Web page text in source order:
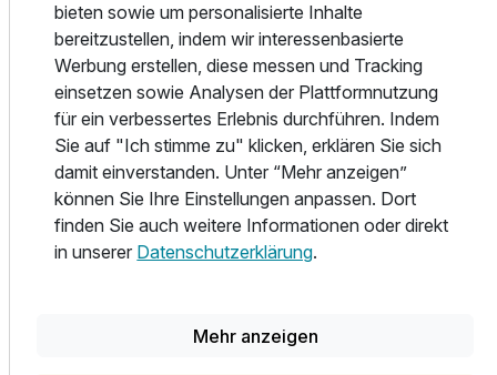
Leben am See
Aufs Land zu fahren, zur geistigen und körperlichen
Erholung, kam beim städtischen Adel Ende des 19.
Jahrhundert. als "Sommerfrische" in Mode. Schon bald
erkannten viele, dass gerade das Wechselspiel zwischen
geistiger und körperlicher Ertüchtigung und Regeneration
besonders erholsam wirkt. Das sonnenverwöhnte Millstatt
war mit seinem Benediktiner-Kloster und kulturellem Leben
nicht nur früh ein inspirierender Kraft-Ort, die einzigartige
Die Sommerfrischler entdeckten neben dem Baden das
eigentliche Schwimmen, das Rudern, Segeln und Angeln.
bieten sowie um personalisierte Inhalte
bereitzustellen, indem wir interessenbasierte
Werbung erstellen, diese messen und Tracking
einsetzen sowie Analysen der Plattformnutzung
für ein verbessertes Erlebnis durchführen. Indem
Sie auf "Ich stimme zu" klicken, erklären Sie sich
damit einverstanden. Unter “Mehr anzeigen”
können Sie Ihre Einstellungen anpassen. Dort
finden Sie auch weitere Informationen oder direkt
in unserer Datenschutzerklärung.
Mehr anzeigen